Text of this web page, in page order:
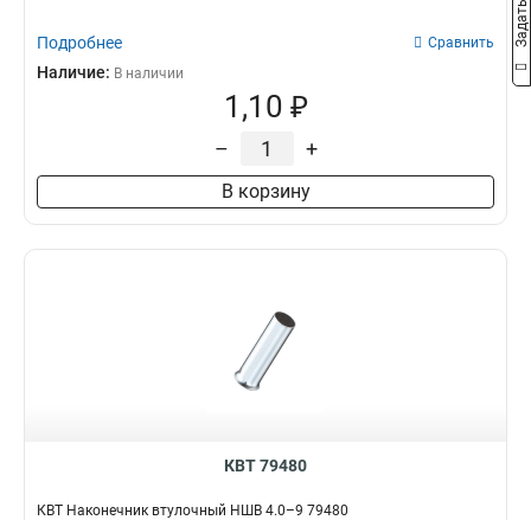
Подробнее Сравнить
Наличие: В наличии
1,10 ₽
– +
В корзину
КВТ 79480
КВТ Наконечник втулочный НШВ 4.0–9 79480